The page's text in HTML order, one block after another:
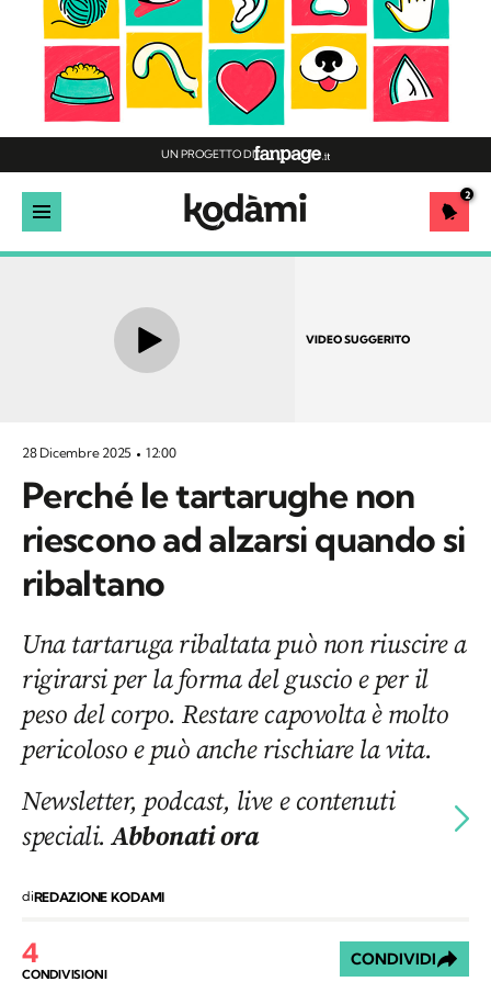
UN PROGETTO DI
2
VIDEO SUGGERITO
28 Dicembre 2025 12:00
Perché le tartarughe non
riescono ad alzarsi quando si
ribaltano
Una tartaruga ribaltata può non riuscire a
rigirarsi per la forma del guscio e per il
peso del corpo. Restare capovolta è molto
pericoloso e può anche rischiare la vita.
Newsletter, podcast, live e contenuti
speciali.Abbonati ora
diREDAZIONE KODAMI
4
CONDIVISIONI
CONDIVIDI